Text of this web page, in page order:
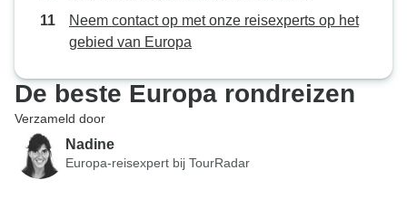
Neem contact op met onze reisexperts op het
gebied van Europa
De beste Europa rondreizen
Verzameld door
Nadine
Europa-reisexpert bij TourRadar